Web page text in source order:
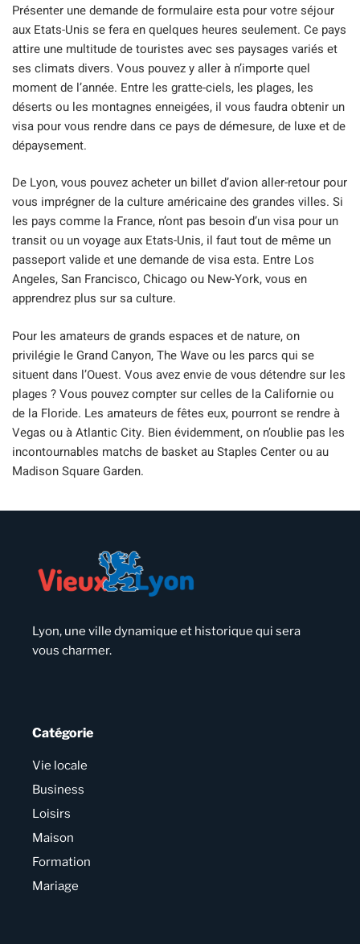
Présenter une demande de formulaire esta pour votre séjour
aux Etats-Unis se fera en quelques heures seulement. Ce pays
attire une multitude de touristes avec ses paysages variés et
ses climats divers. Vous pouvez y aller à n’importe quel
moment de l’année. Entre les gratte-ciels, les plages, les
déserts ou les montagnes enneigées, il vous faudra obtenir un
visa pour vous rendre dans ce pays de démesure, de luxe et de
dépaysement.
De Lyon, vous pouvez acheter un billet d’avion aller-retour pour
vous imprégner de la culture américaine des grandes villes. Si
les pays comme la France, n’ont pas besoin d’un visa pour un
transit ou un voyage aux Etats-Unis, il faut tout de même un
passeport valide et une demande de visa esta. Entre Los
Angeles, San Francisco, Chicago ou New-York, vous en
apprendrez plus sur sa culture.
Pour les amateurs de grands espaces et de nature, on
privilégie le Grand Canyon, The Wave ou les parcs qui se
situent dans l’Ouest. Vous avez envie de vous détendre sur les
plages ? Vous pouvez compter sur celles de la Californie ou
de la Floride. Les amateurs de fêtes eux, pourront se rendre à
Vegas ou à Atlantic City. Bien évidemment, on n’oublie pas les
incontournables matchs de basket au Staples Center ou au
Madison Square Garden.
Lyon, une ville dynamique et historique qui sera
vous charmer.
Catégorie
Vie locale
Business
Loisirs
Maison
Formation
Mariage